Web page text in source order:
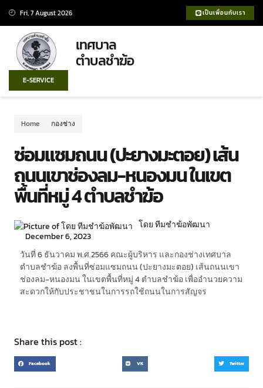
Fri, 7 August 2026 เป็นเพื่อนกับเรา
เทศบาล
ตำบลชำฆ้อ
E-SERVICE
Home กองช่าง
ซ่อมแซมถนน (ปะยางมะตอย) เส้น
ถนนเขาช่องลม-หนองมน ในเขต
พื้นที่หมู่ 4 ตำบลชำฆ้อ
โดย ทีมชำฆ้อพัฒนา
December 6, 2023
วันที่ 6 ธันวาคม พ.ศ.2566 คณะผู้บริหาร และกองช่างเทศบาล
ตำบลชำฆ้อ ลงพื้นที่ซ่อมแซมถนน (ปะยางมะตอย) เส้นถนนเขา
ช่องลม-หนองมน ในเขตพื้นที่หมู่ 4 ตำบลชำฆ้อ เพื่ออำนวยความ
สะดวกให้กับประชาชนในการรถใช้ถนนในการสัญจร
Share this post :
Facebook VK Twitter